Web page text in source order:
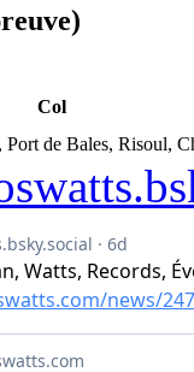
Col
de Bales, Risoul,